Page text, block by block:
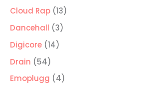
producto
Cloud Rap 1313
Dancehall 33
Digicore 1414
Drain 5454
productos
Emoplugg 44